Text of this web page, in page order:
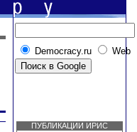
Democracy.ru Web
ПУБЛИКАЦИИ ИРИС